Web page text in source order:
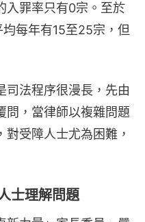
罪率只有0宗。至於
每年有15至25宗，但
司法程序很漫長，先由
問，當律師以複雜問題
受障人士尤為困難，
士理解問題